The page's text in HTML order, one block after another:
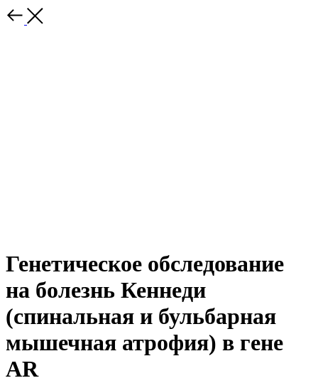
Генетическое обследование
на болезнь Кеннеди
(спинальная и бульбарная
мышечная атрофия) в гене
AR